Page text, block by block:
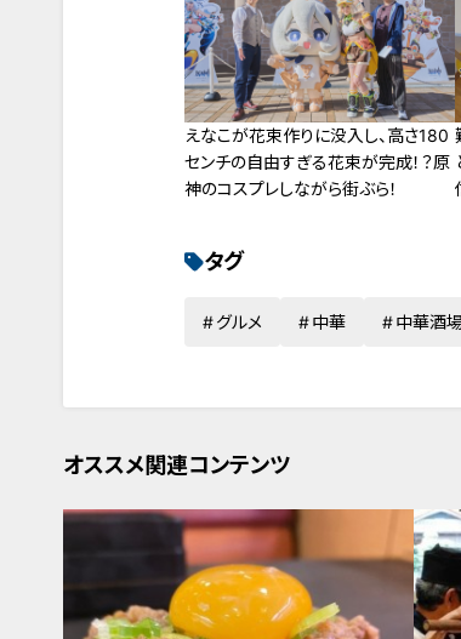
えなこが花束作りに没入し、高さ180
センチの自由すぎる花束が完成！？原
神のコスプレしながら街ぶら！
タグ
グルメ 中華 中華酒
オススメ関連コンテンツ